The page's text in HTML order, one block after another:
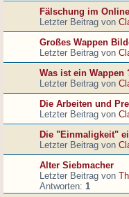
Fälschung im
Letzter Beitrag von
Großes Wappen
Letzter Beitrag von
Was ist ein Wappen
Letzter Beitrag von
Die Arbeiten und
Letzter Beitrag von
Die "Einmaligkeit"
Letzter Beitrag von
Alter Siebmacher
Letzter Beitrag von
Antworten: 1